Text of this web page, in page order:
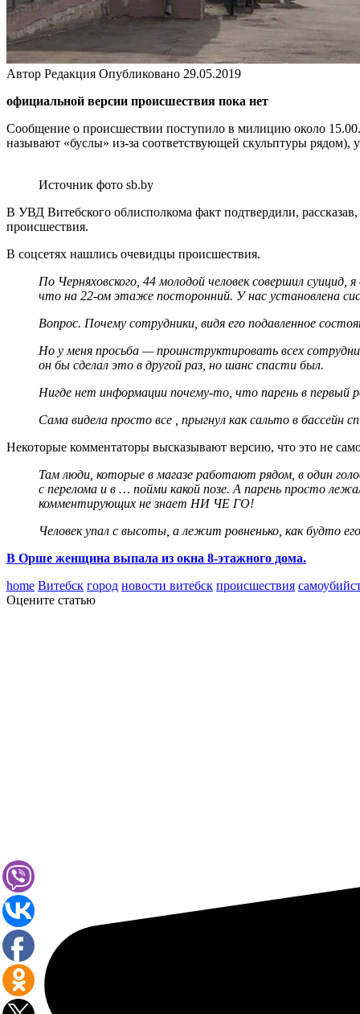
Автор Редакция Опубликовано 29.05.2019
официальной версии происшествия пока нет
Сообщение о происшествии поступило в милицию около
называют «буслы» из-за соответствующей скульптуры
Источник фото sb.by
В УВД Витебского облисполкома факт подтвердили,
происшествия.
В соцсетях нашлись очевидцы происшествия.
По Черняховского, 44 молодой человек совершил
что на 22-ом этаже посторонний. У нас установлена
Вопрос. Почему сотрудники, видя его подавленное
Но у меня просьба — проинструктировать всех
он бы сделал это в другой раз, но шанс спасти был.
Нигде нет информации почему-то, что парень в первый
Сама видела просто все , прыгнул как сальто в бассейн
Некоторые комментаторы высказывают версию, что это не
Там люди, которые в магазе работают рядом, в один
с перелома и в … пойми какой позе. А парень просто
комментирующих не знает НИ ЧЕ ГО!
Человек упал с высоты, а лежит ровненько, как будто
В Орше женщина выпала из окна 8-этажного дома.
home Витебск город новости витебск происшествия
Оцените статью